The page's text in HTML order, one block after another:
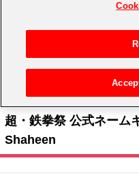
ASOBI STORE TOP
ゲーム
アイドルマスターシリーズ
アイドルマスター
アイドルマスター ミリオンライブ
アイドルマスター SideM
イベントグッズ
トイ・ホビー
> 超・鉄拳祭 > 超・鉄拳祭 公
超・鉄拳祭 公式ネーム
Shaheen